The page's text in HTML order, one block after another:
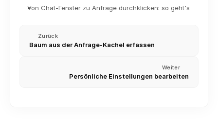
Von Chat-Fenster zu Anfrage durchklicken: so geht's
Zurück
Baum aus der Anfrage-Kachel erfassen
Weiter
Persönliche Einstellungen bearbeiten